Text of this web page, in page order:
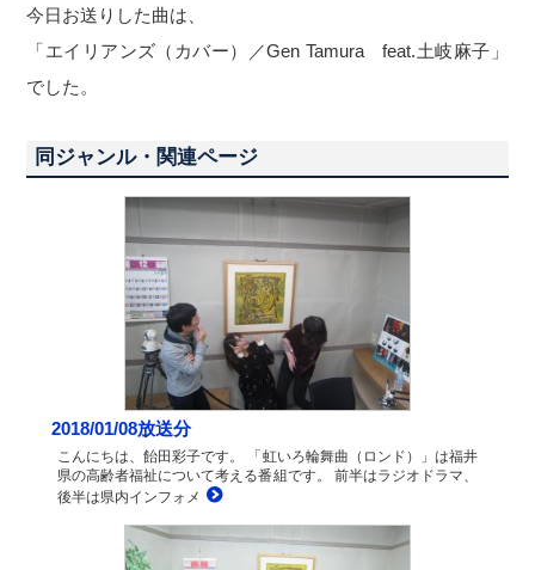
今日お送りした曲は、
「エイリアンズ（カバー）／Gen Tamura feat.土岐麻子」
でした。
同ジャンル・関連ページ
2018/01/08放送分
こんにちは、飴田彩子です。 「虹いろ輪舞曲（ロンド）」は福井
県の高齢者福祉について考える番組です。 前半はラジオドラマ、
後半は県内インフォメ